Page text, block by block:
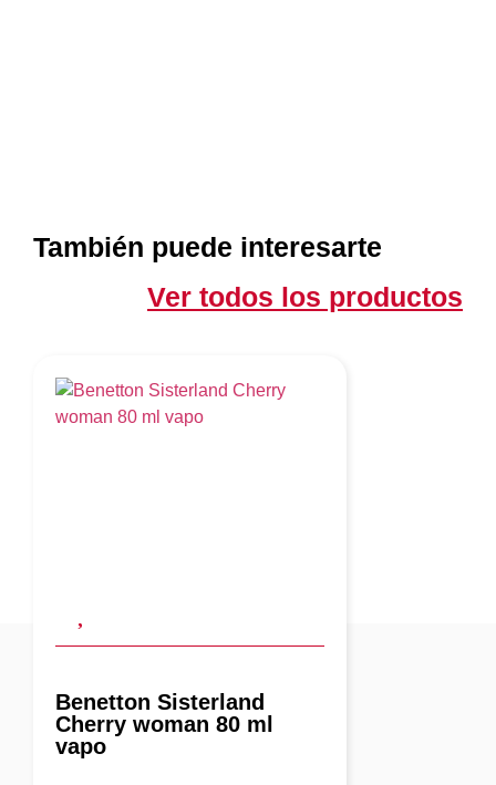
También puede interesarte
Ver todos los productos
Benetton Sisterland
Cherry woman 80 ml
vapo